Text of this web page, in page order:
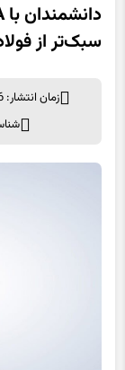
سبک‌تر از
زمان انتشار: 6 آگوست 2023 ساعت 21:32